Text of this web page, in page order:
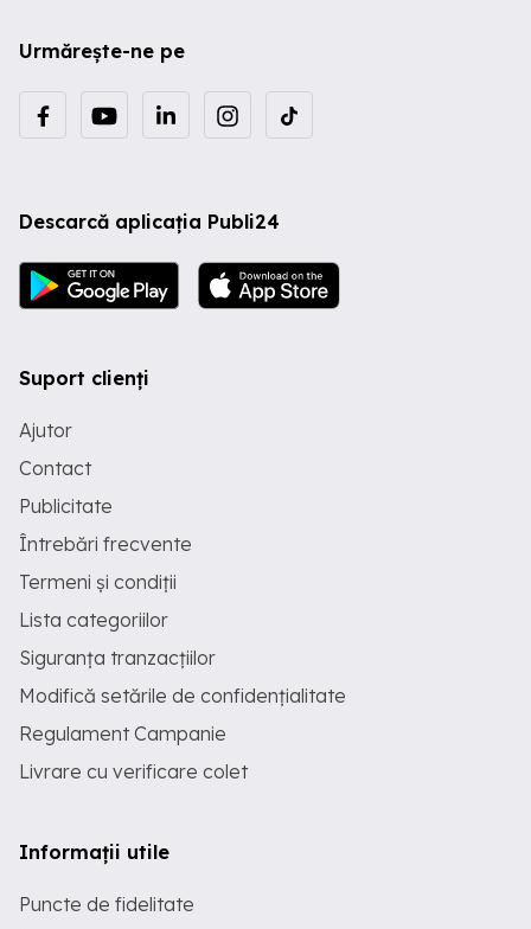
Urmărește-ne pe
Descarcă aplicația Publi24
Suport clienți
Ajutor
Contact
Publicitate
Întrebări frecvente
Termeni și condiții
Lista categoriilor
Siguranța tranzacțiilor
Modifică setările de confidențialitate
Regulament Campanie
Livrare cu verificare colet
Informații utile
Puncte de fidelitate